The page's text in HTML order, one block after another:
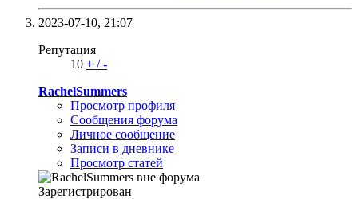
2023-07-10, 21:07
Репутация
10 + /-
RachelSummers
Просмотр профиля
Сообщения форума
Личное сообщение
Записи в дневнике
Просмотр статей
Зарегистрирован